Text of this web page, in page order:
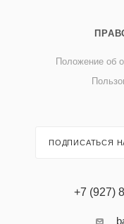
Положение об
ПОДПИСАТЬСЯ
+7 (927)